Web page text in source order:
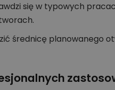
się w typowych
średnicę planowanego